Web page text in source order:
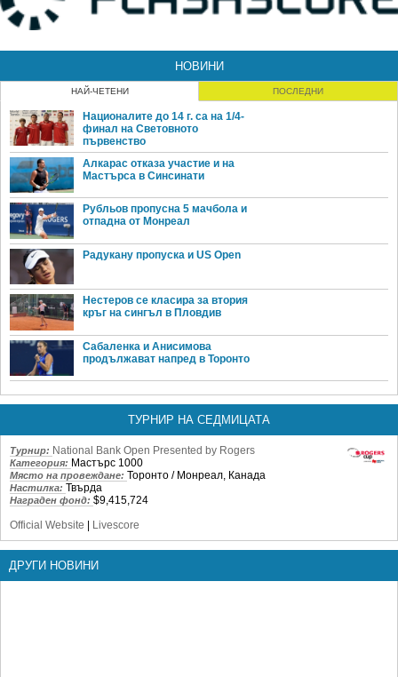
НОВИНИ
НАЙ-ЧЕТЕНИ ПОСЛЕДНИ
Националите до 14 г. са на 1/4-
финал на Световното
първенство
Алкарас отказа участие и на
Мастърса в Синсинати
Рубльов пропусна 5 мачбола и
отпадна от Монреал
Радукану пропуска и US Open
Нестеров се класира за втория
кръг на сингъл в Пловдив
Сабаленка и Анисимова
продължават напред в Торонто
ТУРНИР НА СЕДМИЦАТА
Турнир: National Bank Open Presented by Rogers
Категория: Мастърс 1000
Място на провеждане: Торонто / Монреал, Канада
Настилка: Твърда
Награден фонд: $9,415,724
Official Website
Livescore
ДРУГИ НОВИНИ